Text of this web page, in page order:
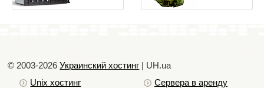
© 2003-2026Украинский хостинг | UH.ua
Unix хостинг
Сервера в аренду